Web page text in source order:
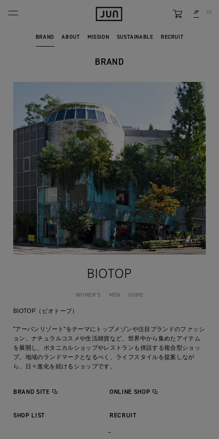
BRAND ABOUT MISSION SUSTAINABLE RECRUIT
JP EN
ABOUT
FEATURE
NEWS
BRAND
WOMEN’S MEN HOME
BIOTOP（ビオトープ）
"アーバンリゾート"をテーマにトップメゾンや注目ブランドのファッシ
ョン、ナチュラルコスメや生活雑貨など、世界中から集めたアイテム
を展開し、ボタニカルショップやレストランも併設する複合型ショッ
プ。地域のランドマークとなるべく、ライフスタイルを提案しなが
ら、日々進化を続けるショップです。
BRAND SITE ONLINE SHOP
SHOP LIST RECRUIT